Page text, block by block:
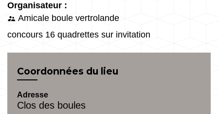
Organisateur :
supervisor_account Amicale boule vertrolande
concours 16 quadrettes sur invitation
Coordonnées du lieu
Adresse
Clos des boules